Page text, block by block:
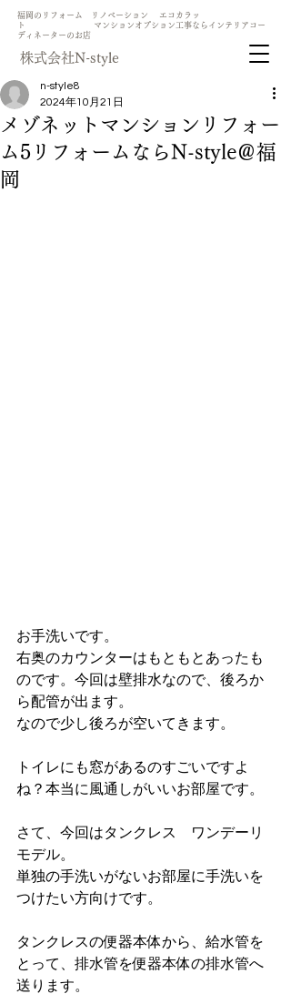
​福岡のリフォーム リノベーション エコカラッ
ト マンションオプション工事ならインテリアコー
ディネーターのお店
​株式会社N-style
メゾネットマンションリフォー
ム5リフォームならN-style＠福
岡
n-style8
2024年10月21日
お手洗いです。
右奥のカウンターはもともとあったも
のです。今回は壁排水なので、後ろか
ら配管が出ます。
なので少し後ろが空いてきます。
トイレにも窓があるのすごいですよ
ね？本当に風通しがいいお部屋です。
さて、今回はタンクレス　ワンデーリ
モデル。
単独の手洗いがないお部屋に手洗いを
つけたい方向けです。
タンクレスの便器本体から、給水管を
とって、排水管を便器本体の排水管へ
送ります。